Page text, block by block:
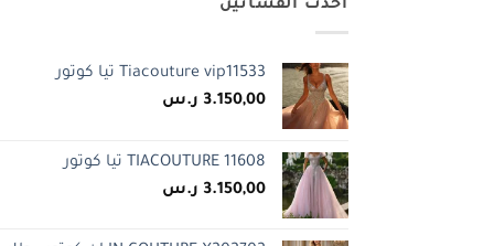
أحدث الفساتين
Tiacouture vip11533 تيا كوتور
3.150,00 ر.س
TIACOUTURE 11608 تيا كوتور
3.150,00 ر.س